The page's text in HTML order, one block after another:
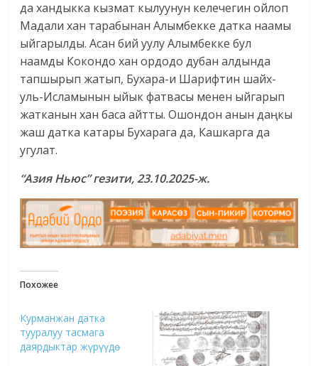
да хандыкка кызмат кылуунун келечегин ойлоп
Мадали хан тарабынан Алымбекке датка наамы
ыйгарылды. Асан бий уулу Алымбекке бул
наамды Кокондо хан ордодо дубан алдында
тапшырып жатып, Бухара-и Шарифтин шайх-
уль-Исламынын ыйык фатвасы менен ыйгарып
жатканын хан баса айтты. Ошондон анын даңкы
жаш датка катары Бухарага да, Кашкарга да
угулат.
“Азия Ньюс” гезити, 23.10.2025-ж.
Похожее
Курманжан датка
тууралуу тасмага
даярдыктар жүрүүдө